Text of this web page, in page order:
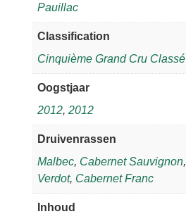
Pauillac
Classification
Cinquième Grand Cru Classé
Oogstjaar
2012, 2012
Druivenrassen
Malbec, Cabernet Sauvignon,
Verdot, Cabernet Franc
Inhoud